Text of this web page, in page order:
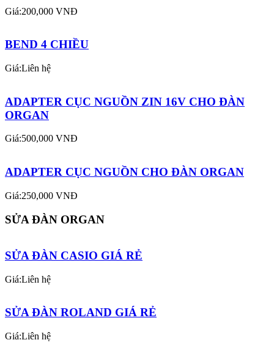
Giá:200,000 VNĐ
BEND 4 CHIỀU
Giá:Liên hệ
ADAPTER CỤC NGUỒN ZIN 16V CHO ĐÀN
ORGAN
Giá:500,000 VNĐ
ADAPTER CỤC NGUỒN CHO ĐÀN ORGAN
Giá:250,000 VNĐ
SỬA ĐÀN ORGAN
SỬA ĐÀN CASIO GIÁ RẺ
Giá:Liên hệ
SỬA ĐÀN ROLAND GIÁ RẺ
Giá:Liên hệ